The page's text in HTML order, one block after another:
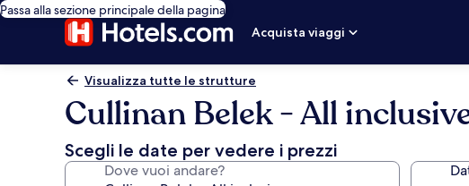
Passa alla sezione principale della pagina
Acquista viaggi
Visualizza tutte le strutture
Cullinan Belek - All
Scegli le date per vedere i prezzi
Dove vuoi andare?